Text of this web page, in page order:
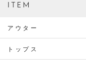
ITEM
アウター
トップス